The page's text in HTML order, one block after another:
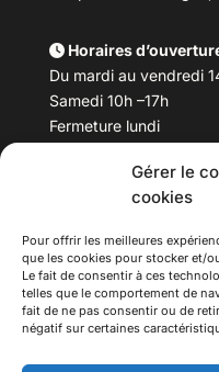
Gérer le
cookies
Pour offrir les meilleures
que les cookies pour stocker et/
Le fait de consentir à ces
telles que le comportement de
fait de ne pas consentir ou de
négatif sur certaines
Horaires
Du mardi au vendredi
Samedi 10h –17h
Fermeture lundi
Téléphone : 04 78